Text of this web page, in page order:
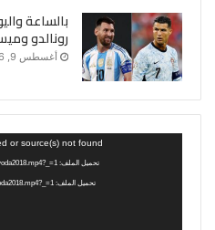
بالساعة
رونالدو
أغسطس 9, 2026
or source(s) not found
تحميل الملف: https://7areer.com/wp-content/uploads/2019/02/voda2018.mp4?_=1
تحميل الملف: http://7areer.com/wp-content/uploads/2019/02/voda2018.mp4?_=1